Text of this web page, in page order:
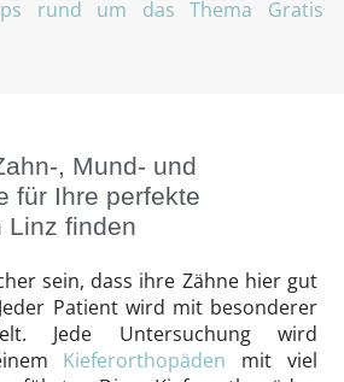
rund um das Thema Gratis
, Mund- und
für Ihre perfekte
Linz finden
sein, dass ihre Zähne hier gut
Patient wird mit besonderer
Jede Untersuchung wird
Kieferorthopäden mit viel